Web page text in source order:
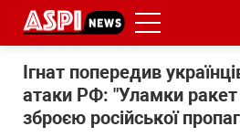
Ігнат попередив
атаки РФ: "Уламки
зброєю російської